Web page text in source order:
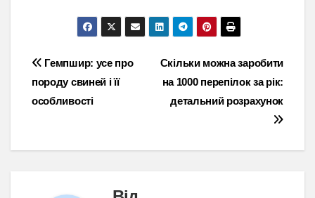
Навігація
записів
Скільки можна заробити
на 1000 перепілок за рік:
детальний розрахунок
Гемпшир: усе про
породу свиней і її
особливості